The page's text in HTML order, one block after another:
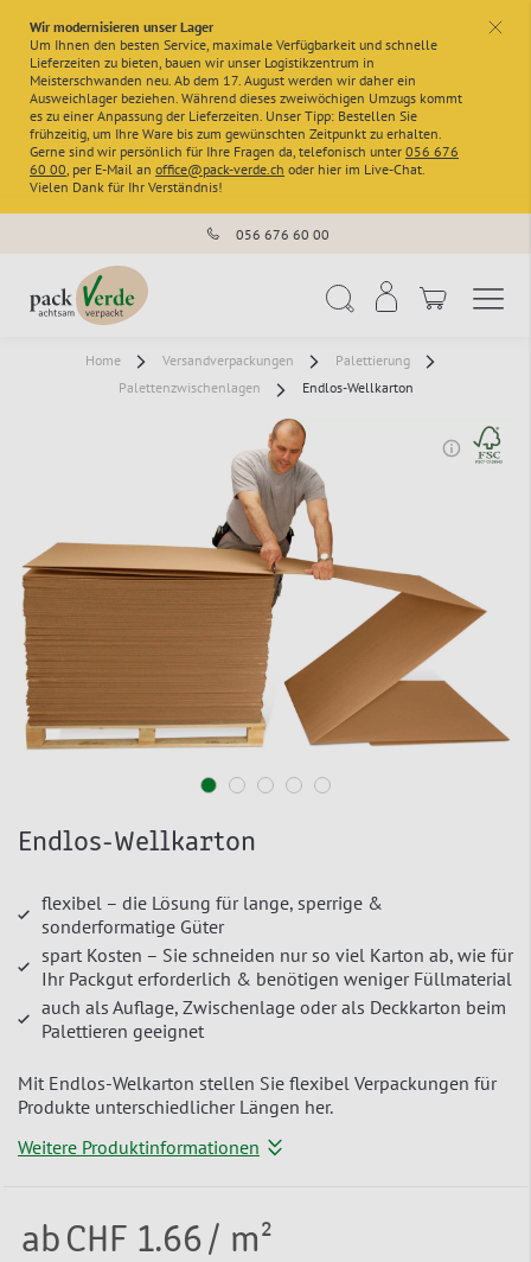
x
Wir modernisieren unser Lager
Um Ihnen den besten Service, maximale Verfügbarkeit und schnelle
Lieferzeiten zu bieten, bauen wir unser Logistikzentrum in
Meisterschwanden neu. Ab dem 17. August werden wir daher ein
Ausweichlager beziehen. Während dieses zweiwöchigen Umzugs kommt
es zu einer Anpassung der Lieferzeiten. Unser Tipp: Bestellen Sie
frühzeitig, um Ihre Ware bis zum gewünschten Zeitpunkt zu erhalten.
Gerne sind wir persönlich für Ihre Fragen da, telefonisch unter 056 676
60 00, per E-Mail an office@pack-verde.ch oder hier im Live-Chat.
Vielen Dank für Ihr Verständnis!
056 676 60 00
Home Versandverpackungen
Palettierung
Palettenzwischenlagen
Endlos-Wellkarton
Endlos-Wellkarton
flexibel – die Lösung für lange, sperrige &
sonderformatige Güter
spart Kosten – Sie schneiden nur so viel Karton ab, wie für
Ihr Packgut erforderlich & benötigen weniger Füllmaterial
auch als Auflage, Zwischenlage oder als Deckkarton beim
Palettieren geeignet
Mit Endlos-Welkarton stellen Sie flexibel Verpackungen für
Produkte unterschiedlicher Längen her.
Weitere Produktinformationen
ab CHF 1.66/ m²